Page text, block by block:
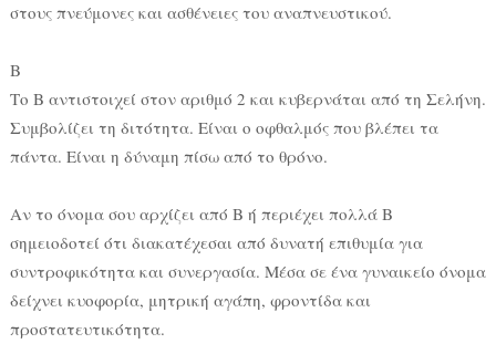
στους πνεύμονες και ασθένειες του αναπνευστικού.
Β
Το Β αντιστοιχεί στον αριθμό 2 και κυβερνάται από τη Σελήνη.
Συμβολίζει τη διτότητα. Είναι ο οφθαλμός που βλέπει τα
πάντα. Είναι η δύναμη πίσω από το θρόνο.
Αν το όνομα σου αρχίζει από Β ή περιέχει πολλά Β
σημειοδοτεί ότι διακατέχεσαι από δυνατή επιθυμία για
συντροφικότητα και συνεργασία. Μέσα σε ένα γυναικείο όνομα
δείχνει κυοφορία, μητρική αγάπη, φροντίδα και
προστατευτικότητα.